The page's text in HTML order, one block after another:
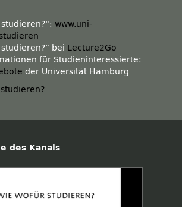
www.uni-
bei Lecture2Go
für Studieninteressierte:
der Universität Hamburg
des Kanals